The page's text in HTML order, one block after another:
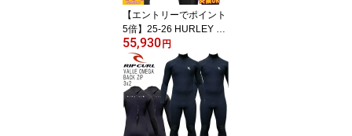
【エントリーでポイント
5倍】25-26 HURLEY AD
VANTAGE 5/4/3.5 FULL
SUIT/ハーレー アドバン
テージ 5/4/3.5 ウェット
スーツ サーフィン セミ
ドライ ジャージ
55,930円